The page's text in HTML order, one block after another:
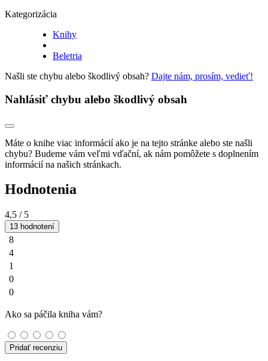
Kategorizácia
Knihy
Beletria
Našli ste chybu alebo škodlivý obsah? Dajte nám, prosím, vedieť!
Nahlásiť chybu alebo škodlivý obsah
Máte o knihe viac informácií ako je na tejto stránke alebo ste našli
chybu? Budeme vám veľmi vďační, ak nám pomôžete s doplnením
informácií na našich stránkach.
Hodnotenia
4,5 / 5
13 hodnotení
8
4
1
0
0
Ako sa páčila kniha vám?
Pridať recenziu